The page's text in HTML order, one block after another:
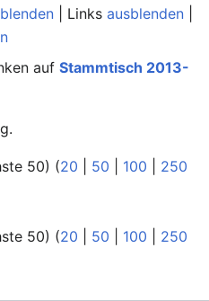
| Links ausblenden
auf Stammtisch 2013-
50) (20 50 100
250
50) (20 50 100
250